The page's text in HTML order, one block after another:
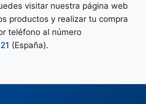
visitar nuestra página web
productos y realizar tu compra
teléfono al número
(España).